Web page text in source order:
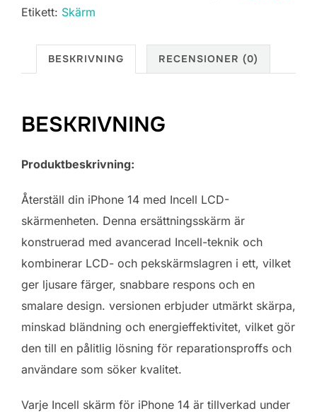
LCD
Cell
Etikett: Skärm
BESKRIVNING RECENSIONER (0)
BESKRIVNING
Produktbeskrivning:
Återställ din iPhone 14 med Incell LCD-
skärmenheten. Denna ersättningsskärm är
konstruerad med avancerad Incell-teknik och
kombinerar LCD- och pekskärmslagren i ett, vilket
ger ljusare färger, snabbare respons och en
smalare design. versionen erbjuder utmärkt skärpa,
minskad bländning och energieffektivitet, vilket gör
den till en pålitlig lösning för reparationsproffs och
användare som söker kvalitet.
Varje Incell skärm för iPhone 14 är tillverkad under